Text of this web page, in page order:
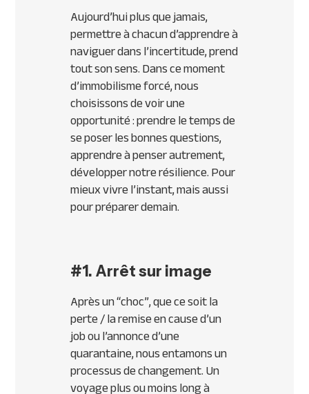
Aujourd’hui plus que jamais,
permettre à chacun d’apprendre à
naviguer dans l’incertitude, prend
tout son sens. Dans ce moment
d’immobilisme forcé, nous
choisissons de voir une
opportunité : prendre le temps de
se poser les bonnes questions,
apprendre à penser autrement,
développer notre résilience. Pour
mieux vivre l’instant, mais aussi
pour préparer demain.
#1. Arrêt sur image
Après un “choc”, que ce soit la
perte / la remise en cause d’un
job ou l’annonce d’une
quarantaine, nous entamons un
processus de changement. Un
voyage plus ou moins long à